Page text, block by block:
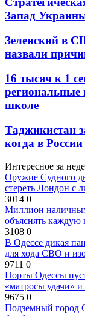
Запад
Зеленский в
назвали
16 тысяч к 1
региональные
школе
Таджикистан
когда в
Интересное за
Оружие Судного
стереть Лондон с
3014 0
Миллион
объяснять каждую
3108 0
В Одессе дикая
для хода СВО и
9711 0
Порты Одессы
«матросы удачи» и
9675 0
Подземный город